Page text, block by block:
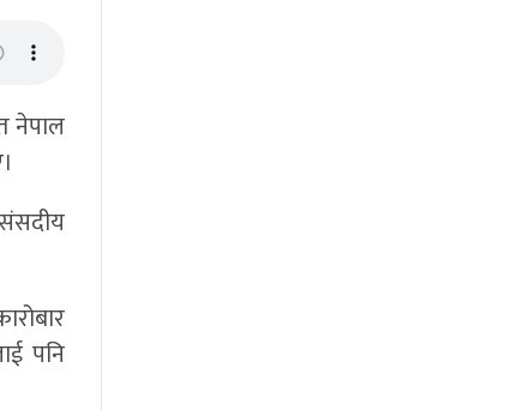
नेपाल
पनि